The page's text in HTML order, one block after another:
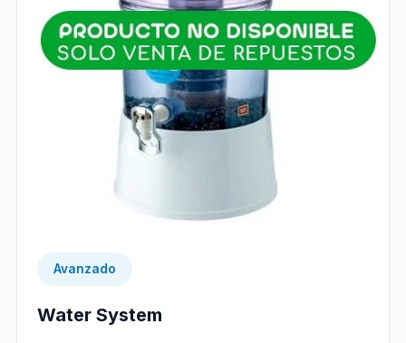
Avanzado
Water System